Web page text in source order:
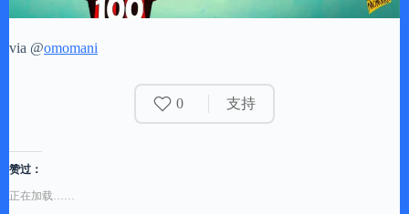
via @omomani
0 支持
赞过：
正在加载……